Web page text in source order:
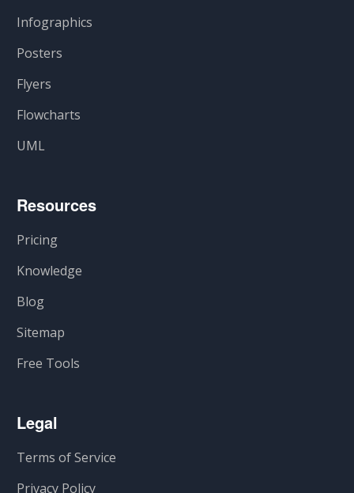
Infographics
Posters
Flyers
Flowcharts
UML
Resources
Pricing
Knowledge
Blog
Sitemap
Free Tools
Legal
Terms of Service
Privacy Policy